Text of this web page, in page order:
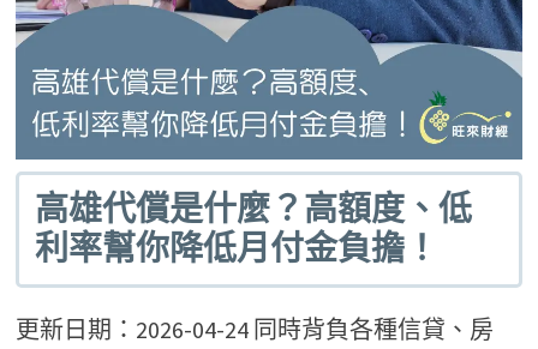
高雄代償是什麼？高額度、低
利率幫你降低月付金負擔！
更新日期：2026-04-24 同時背負各種信貸、房